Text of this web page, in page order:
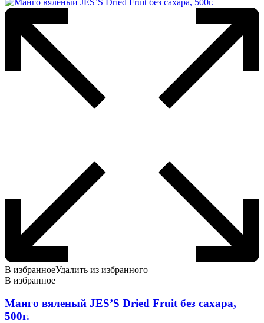
В избранноеУдалить из избранного
В избранное
Манго вяленый JES’S Dried Fruit без сахара,
500г.